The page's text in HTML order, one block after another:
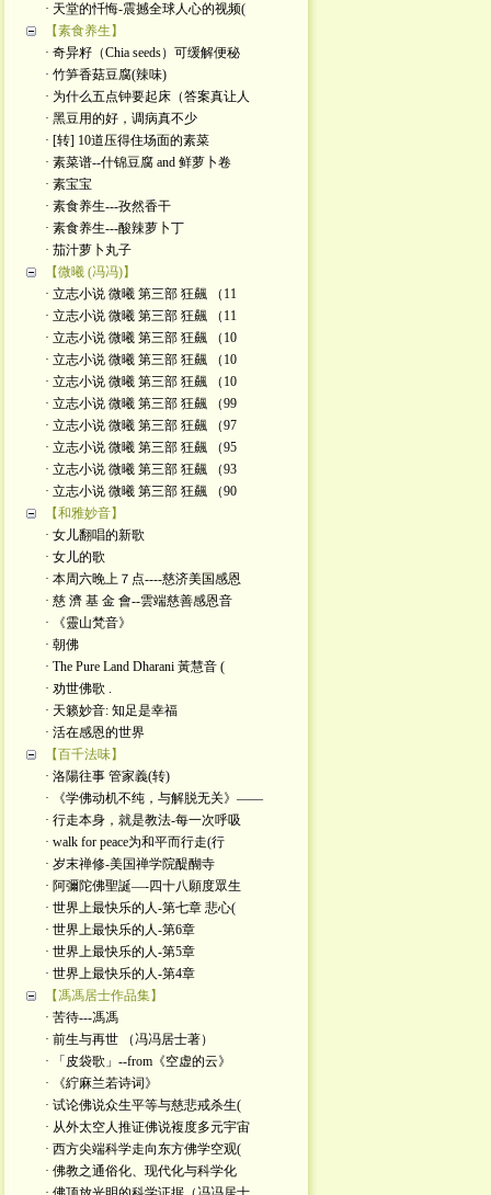
· 天堂的忏悔-震撼全球人心的视频(
【素食养生】
· 奇异籽（Chia seeds）可缓解便秘
· 竹笋香菇豆腐(辣味)
· 为什么五点钟要起床（答案真让人
· 黑豆用的好，调病真不少
· [转] 10道压得住场面的素菜
· 素菜谱--什锦豆腐 and 鲜萝卜卷
· 素宝宝
· 素食养生---孜然香干
· 素食养生---酸辣萝卜丁
· 茄汁萝卜丸子
【微曦 (冯冯)】
· 立志小说 微曦 第三部 狂飆 （11
· 立志小说 微曦 第三部 狂飆 （11
· 立志小说 微曦 第三部 狂飆 （10
· 立志小说 微曦 第三部 狂飆 （10
· 立志小说 微曦 第三部 狂飆 （10
· 立志小说 微曦 第三部 狂飆 （99
· 立志小说 微曦 第三部 狂飆 （97
· 立志小说 微曦 第三部 狂飆 （95
· 立志小说 微曦 第三部 狂飆 （93
· 立志小说 微曦 第三部 狂飆 （90
【和雅妙音】
· 女儿翻唱的新歌
· 女儿的歌
· 本周六晚上７点----慈济美国感恩
· 慈 濟 基 金 會--雲端慈善感恩音
· 《靈山梵音》
· 朝佛
· The Pure Land Dharani 黃慧音 (
· 劝世佛歌 .
· 天籁妙音: 知足是幸福
· 活在感恩的世界
【百千法味】
· 洛陽往事 管家義(转)
· 《学佛动机不纯，与解脱无关》——
· 行走本身，就是教法-每一次呼吸
· walk for peace为和平而行走(行
· 岁末禅修-美国禅学院醍醐寺
· 阿彌陀佛聖誕—-四十八願度眾生
· 世界上最快乐的人-第七章 悲心(
· 世界上最快乐的人-第6章
· 世界上最快乐的人-第5章
· 世界上最快乐的人-第4章
【馮馮居士作品集】
· 苦待---馮馮
· 前生与再世 （冯冯居士著）
· 「皮袋歌」--from《空虚的云》
· 《紵麻兰若诗词》
· 试论佛说众生平等与慈悲戒杀生(
· 从外太空人推证佛说複度多元宇宙
· 西方尖端科学走向东方佛学空观(
· 佛教之通俗化、现代化与科学化